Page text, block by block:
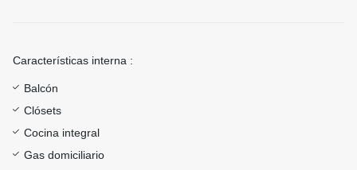
Características interna :
Balcón
Clósets
Cocina integral
Gas domiciliario